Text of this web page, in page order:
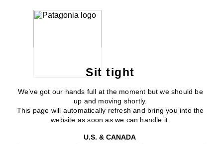
Sit tight
We’ve got our hands full at the moment but we should be
up and moving shortly.
This page will automatically refresh and bring you into the
website as soon as we can handle it.
U.S. & CANADA